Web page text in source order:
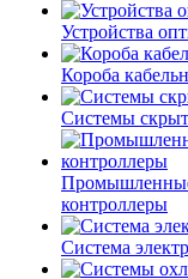
Устройства
Короба
Системы
контроллеры
Система